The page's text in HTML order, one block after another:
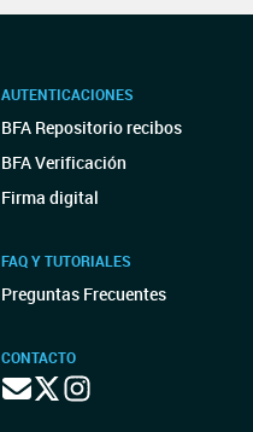
AUTENTICACIONES
BFA Repositorio recibos
BFA Verificación
Firma digital
FAQ Y TUTORIALES
Preguntas Frecuentes
CONTACTO